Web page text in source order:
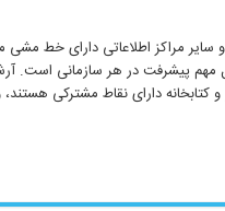
و سایر مراکز اطلاعاتی دارای خط
پیشرفت در هر سازمانی است.
کتابخانه دارای نقاط مشترکی